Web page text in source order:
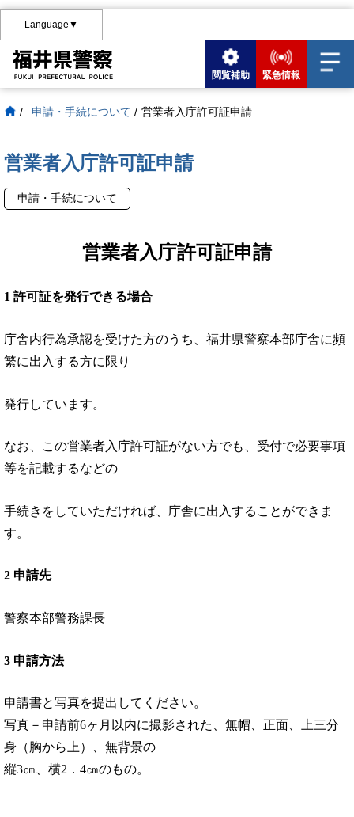
Language▼
閲覧補助 緊急情報
/ 申請・手続について / 営業者入庁許可証申請
営業者入庁許可証申請
申請・手続について
営業者入庁許可証申請
1 許可証を発行できる場合
庁舎内行為承認を受けた方のうち、福井県警察本部庁舎に頻
繁に出入する方に限り
発行しています。
なお、この営業者入庁許可証がない方でも、受付で必要事項
等を記載するなどの
手続きをしていただければ、庁舎に出入することができま
す。
2 申請先
警察本部警務課長
3 申請方法
申請書と写真を提出してください。
写真－申請前6ヶ月以内に撮影された、無帽、正面、上三分
身（胸から上）、無背景の
縦3㎝、横2．4㎝のもの。